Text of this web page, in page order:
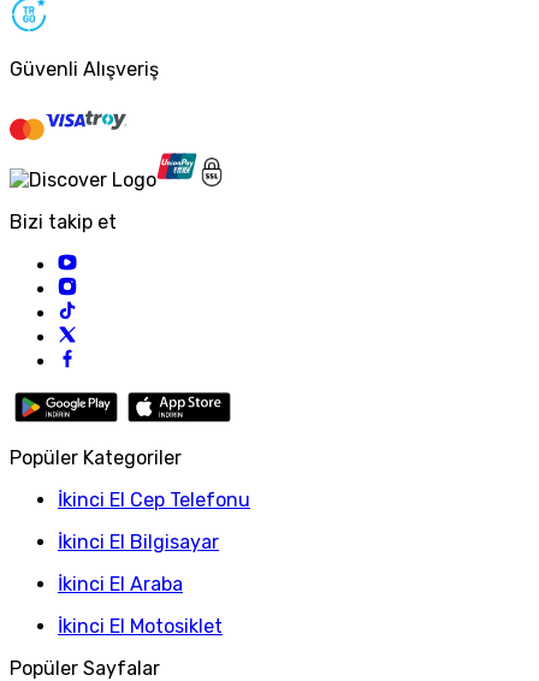
Güvenli Alışveriş
Bizi takip et
Popüler Kategoriler
İkinci El Cep Telefonu
İkinci El Bilgisayar
İkinci El Araba
İkinci El Motosiklet
Popüler Sayfalar